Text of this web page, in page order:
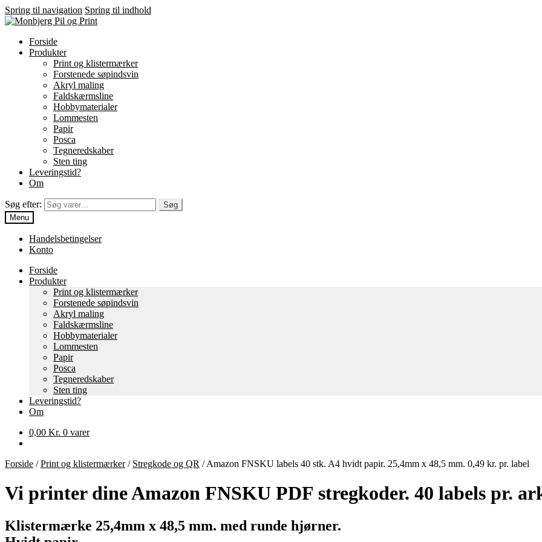
Spring til navigation Spring til indhold
Forside
Produkter
Print og klistermærker
Forstenede søpindsvin
Akryl maling
Faldskærmsline
Hobbymaterialer
Lommesten
Papir
Posca
Tegneredskaber
Sten ting
Leveringstid?
Om
Søg efter:
Søg
Menu
Handelsbetingelser
Konto
Forside
Produkter
Print og klistermærker
Forstenede søpindsvin
Akryl maling
Faldskærmsline
Hobbymaterialer
Lommesten
Papir
Posca
Tegneredskaber
Sten ting
Leveringstid?
Om
0,00 Kr. 0 varer
Forside /Print og klistermærker/ Stregkode og QR /Amazon FNSKU labels 40 stk. A4 hvidt papir. 25,4mm x 48,5 mm. 0,49 kr. pr. label
Vi printer dine Amazon FNSKU PDF stregkoder. 40 labels pr.
Klistermærke 25,4mm x 48,5 mm. med runde hjørner.